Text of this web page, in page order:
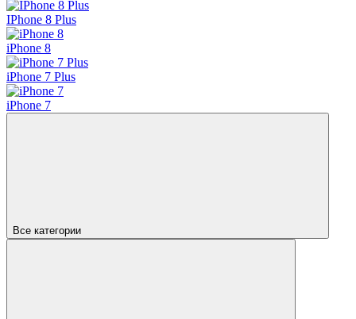
IPhone 8 Plus
iPhone 8
iPhone 7 Plus
iPhone 7
Все категории